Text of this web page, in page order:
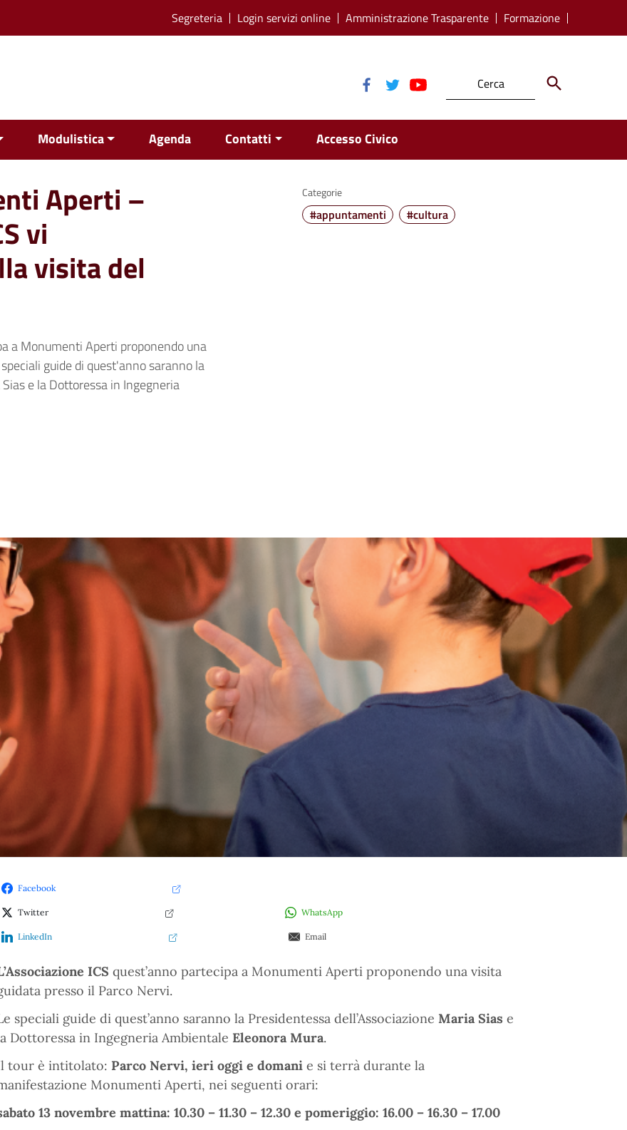
Segreteria Login servizi online Amministrazione Trasparente Formazione
Modulistica Agenda Contatti Accesso Civico
Aperti –
vi
visita del
a Monumenti Aperti proponendo una
guide di quest'anno saranno la
e la Dottoressa in Ingegneria
Categorie
#appuntamenti #cultura
Facebook
Twitter WhatsApp
LinkedIn Email
ICS quest’anno partecipa a Monumenti Aperti proponendo una visita
presso il Parco Nervi.
speciali guide di quest’anno saranno la Presidentessa dell’Associazione Maria Sias e
Dottoressa in Ingegneria Ambientale Eleonora Mura.
tour è intitolato: Parco Nervi, ieri oggi e domani e si terrà durante la
Monumenti Aperti, nei seguenti orari:
abato 13 novembre mattina: 10.30 – 11.30 – 12.30 e pomeriggio: 16.00 – 16.30 – 17.00